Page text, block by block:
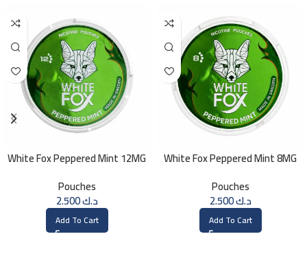
White Fox Peppered Mint 12MG
Pouches
د.ك2.500
Add To Cart
White Fox Peppered Mint 8MG
Pouches
د.ك2.500
Add To Cart